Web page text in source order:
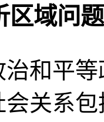
区域问题
治和平
关系